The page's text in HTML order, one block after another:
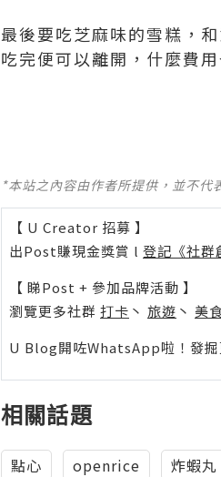
最後要吃芝麻味的雪糕，
吃完便可以離開，什麼費
*本站之內容由作者所提供，並不代
【 U Creator 招募 】
出Post賺現金獎賞 l 登記《社群
【 睇Post + 參加品牌活動 】
瀏覽更多社群 打卡 丶 旅遊 丶 美
U Blog開咗WhatsApp啦！發掘
相關話題
點心 openrice 炸蝦丸